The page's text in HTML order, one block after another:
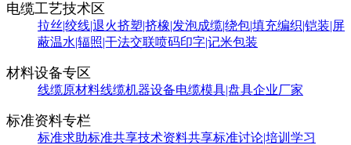
电缆工艺技术区
拉丝|绞线|退火挤塑|挤橡|发泡成缆|绕包|填充编织|铠装|屏
蔽温水|辐照|干法交联喷码印字|记米包装
材料设备专区
线缆原材料线缆机器设备电缆模具|盘具企业厂家
标准资料专栏
标准求助标准共享技术资料共享标准讨论|培训学习